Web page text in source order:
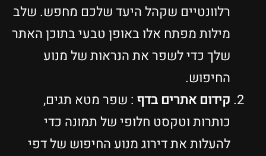
רלוונטיים שקהל היעד שלכם מחפש. שלב
מילות מפתח אלו באופן טבעי בתוכן האתר
שלך כדי לשפר את הנראות של מנוע
החיפוש.
קידום אתרים בדף : שפר מטא תגים,
כותרות וטקסט חלופי של תמונה כדי
להעלות את דירוג מנוע החיפוש של דפי